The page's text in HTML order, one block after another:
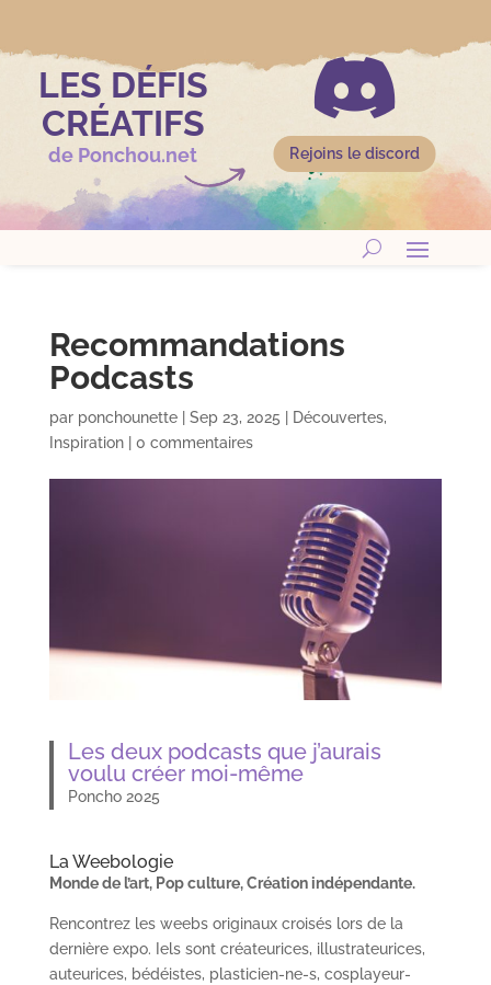
LES DÉFIS
CRÉATIFS
de Ponchou.net

Rejoins le discord
Recommandations
Podcasts
par ponchounette| Sep 23, 2025 Découvertes,
Inspiration| 0 commentaires
Les deux podcasts que j’aurais
voulu créer moi-même
Poncho 2025
La Weebologie
Monde de l’art, Pop culture, Création indépendante.
Rencontrez les weebs originaux croisés lors de la
dernière expo. Iels sont créateurices, illustrateurices,
auteurices, bédéistes, plasticien-ne-s, cosplayeur-